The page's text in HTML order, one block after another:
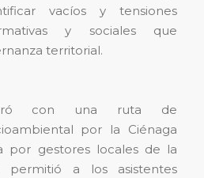
vacíos y tensiones
y sociales que
territorial.
con una ruta de
por la Ciénaga
por gestores locales de la
permitió a los asistentes